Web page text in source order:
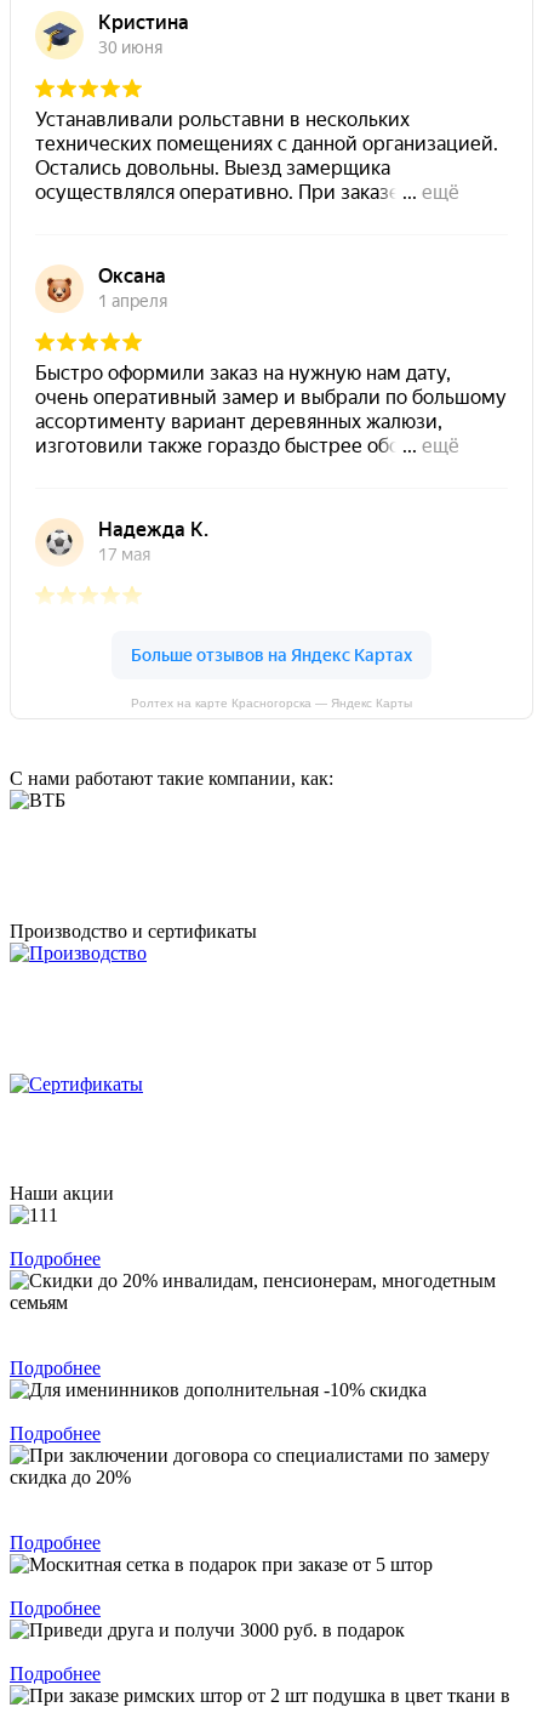
Ролтех на карте Красногорска — Яндекс Карты
С нами работают такие компании, как:
Производство и сертификаты
Наши акции
Подробнее
Подробнее
Подробнее
Подробнее
Подробнее
Подробнее